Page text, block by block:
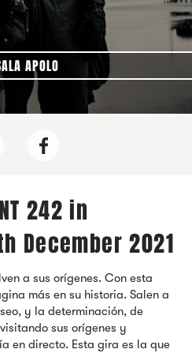
APOLO
242 in
December 2021
a sus orígenes. Con esta
más en su historia. Salen a
y la determinación, de
sus orígenes y
en directo. Esta gira es la que